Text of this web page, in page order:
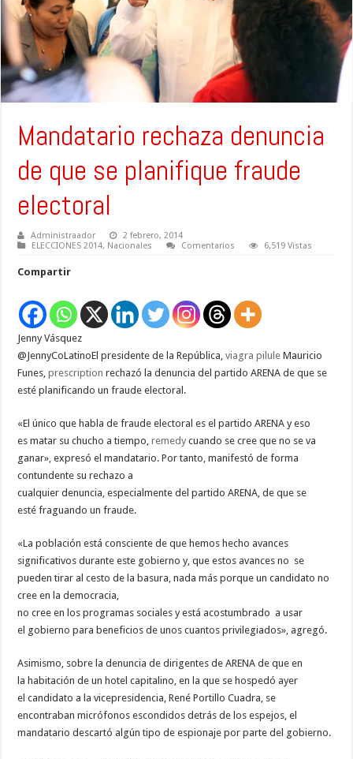
Mandatario rechaza denuncia
de que se planifique fraude
electoral
Administraador
2 febrero, 2014
ELECCIONES 2014, Nacionales Comentarios 6,519 Vistas
Compartir
Jenny Vásquez
@JennyCoLatinoEl presidente de la República,viagra pilule Mauricio
Funes,prescription rechazó la denuncia del partido ARENA de que se
esté planificando un fraude electoral.
«El único que habla de fraude electoral es el partido ARENA y eso
es matar su chucho a tiempo,remedy cuando se cree que no se va
ganar», expresó el mandatario. Por tanto, manifestó de forma
contundente su rechazo a
cualquier denuncia, especialmente del partido ARENA, de que se
esté fraguando un fraude.
«La población está consciente de que hemos hecho avances
significativos durante este gobierno y, que estos avances no se
pueden tirar al cesto de la basura, nada más porque un candidato no
cree en la democracia,
no cree en los programas sociales y está acostumbrado a usar
el gobierno para beneficios de unos cuantos privilegiados», agregó.
Asimismo, sobre la denuncia de dirigentes de ARENA de que en
la habitación de un hotel capitalino, en la que se hospedó ayer
el candidato a la vicepresidencia, René Portillo Cuadra, se
encontraban micrófonos escondidos detrás de los espejos, el
mandatario descartó algún tipo de espionaje por parte del gobierno.